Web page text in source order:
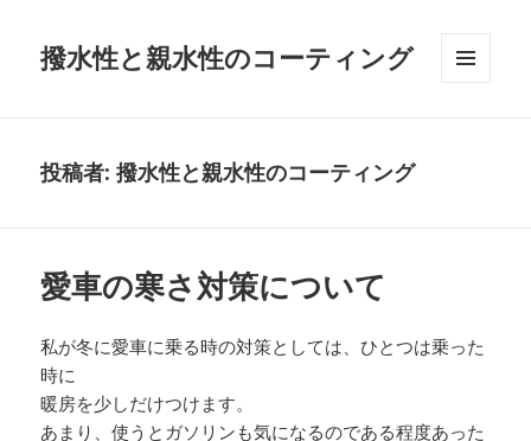
撥水性と親水性のコーティング
投稿者:撥水性と親水性のコーティング
愛車の寒さ対策について
私が冬に愛車に乗る時の対策としては、ひとつは乗った
時に
暖房を少しだけつけます。
あまり、使うとガソリンも気になるのである程度あった